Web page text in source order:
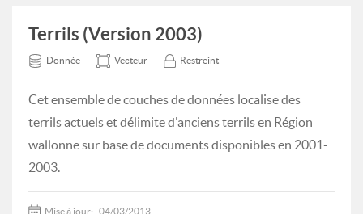
Terrils (Version 2003)
Donnée Vecteur Restreint
Cet ensemble de couches de données localise des
terrils actuels et délimite d'anciens terrils en Région
wallonne sur base de documents disponibles en 2001-
2003.
Mise à jour: 04/03/2013